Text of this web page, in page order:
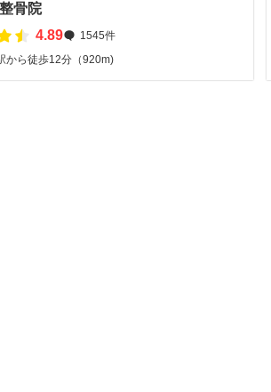
骨院
4.89
1545件
から徒歩12分（920m)